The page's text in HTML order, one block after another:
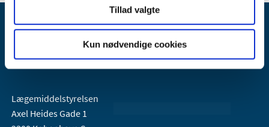
Tillad valgte
Kun nødvendige cookies
Lægemiddelstyrelsen
Axel Heides Gade 1